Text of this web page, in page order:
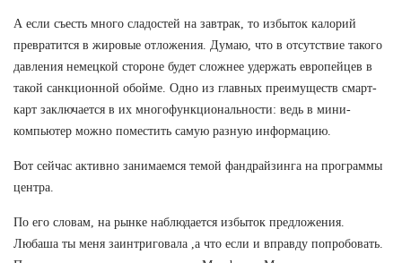
А если съесть много сладостей на завтрак, то избыток калорий
превратится в жировые отложения. Думаю, что в отсутствие такого
давления немецкой стороне будет сложнее удержать европейцев в
такой санкционной обойме. Одно из главных преимуществ смарт-
карт заключается в их многофункциональности: ведь в мини-
компьютер можно поместить самую разную информацию.
Вот сейчас активно занимаемся темой фандрайзинга на программы
центра.
По его словам, на рынке наблюдается избыток предложения.
Любаша ты меня заинтриговала ,а что если и вправду попробовать.